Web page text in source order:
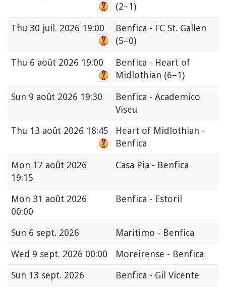
(2–1)
Thu 30 juil. 2026 19:00
Benfica - FC St. Gallen
(5–0)
Thu 6 août 2026 19:00
Benfica - Heart of
Midlothian (6–1)
Sun 9 août 2026 19:30
Benfica - Academico
Viseu
Thu 13 août 2026 18:45
Heart of Midlothian -
Benfica
Mon 17 août 2026
19:15
Casa Pia - Benfica
Mon 31 août 2026
00:00
Benfica - Estoril
Sun 6 sept. 2026
Maritimo - Benfica
Wed 9 sept. 2026 00:00
Moreirense - Benfica
Sun 13 sept. 2026 Benfica - Gil Vicente